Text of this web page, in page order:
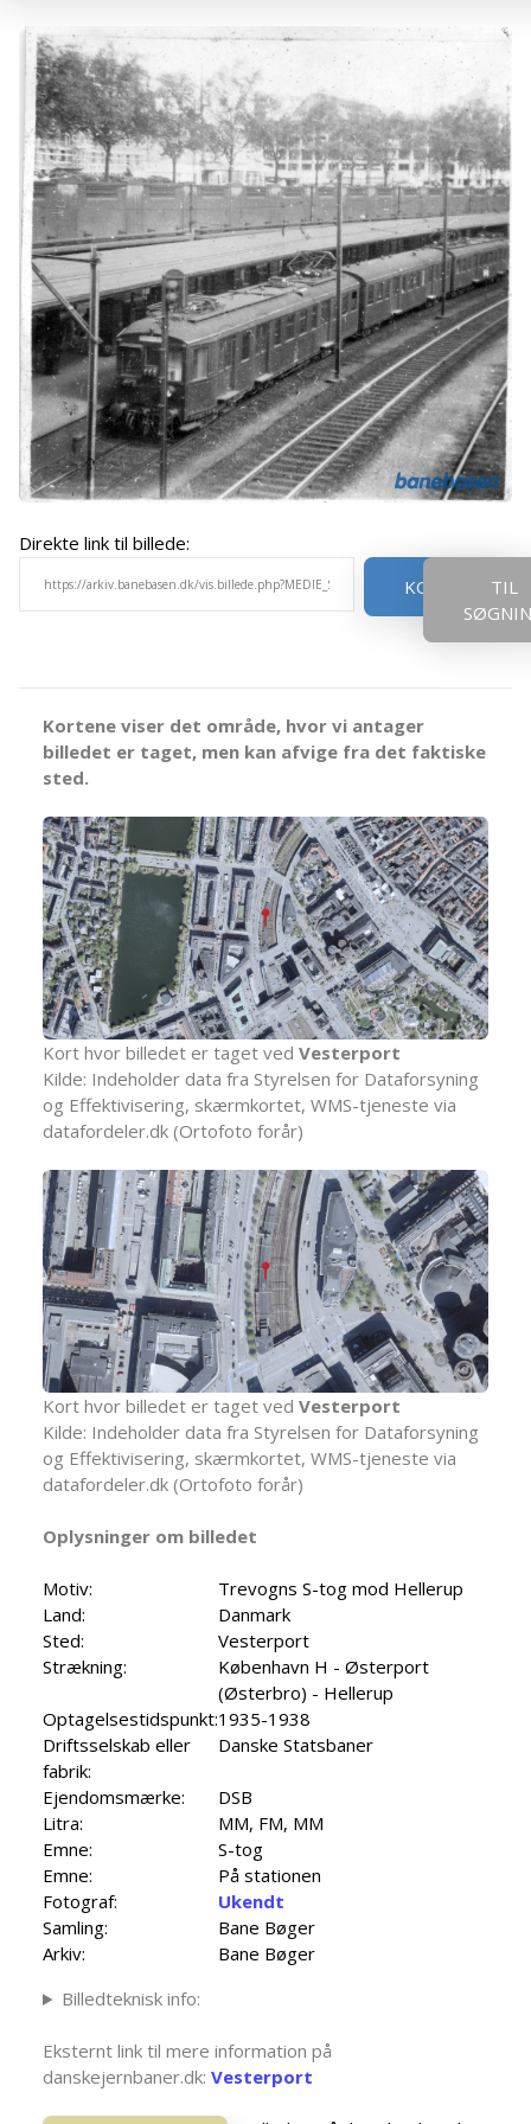
Direkte link til billede:
KOPIER
TIL
Kortene viser det område, hvor vi antager
billedet er taget, men kan afvige fra det faktiske
sted.
Kort hvor billedet er taget ved Vesterport
Kilde: Indeholder data fra Styrelsen for Dataforsyning
og Effektivisering, skærmkortet, WMS-tjeneste via
datafordeler.dk (Ortofoto forår)
Kort hvor billedet er taget ved Vesterport
Kilde: Indeholder data fra Styrelsen for Dataforsyning
og Effektivisering, skærmkortet, WMS-tjeneste via
datafordeler.dk (Ortofoto forår)
Oplysninger om billedet
Motiv:
Trevogns S-tog mod Hellerup
Land:
Danmark
Sted:
Vesterport
Strækning:
København H - Østerport
(Østerbro) - Hellerup
Optagelsestidspunkt:1935-1938
Driftsselskab eller
fabrik:
Danske Statsbaner
Ejendomsmærke:
DSB
Litra:
MM, FM, MM
Emne:
S-tog
Emne:
På stationen
Fotograf:
Ukendt
Samling:
Bane Bøger
Arkiv:
Bane Bøger
Billedteknisk info:
Eksternt link til mere information på
danskejernbaner.dk: Vesterport